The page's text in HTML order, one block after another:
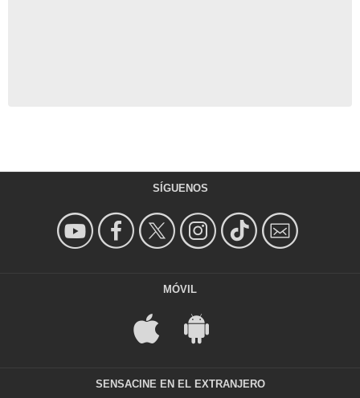
SÍGUENOS
MÓVIL
SENSACINE EN EL EXTRANJERO